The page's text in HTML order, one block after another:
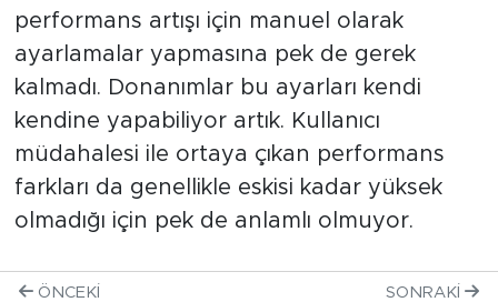
performans artışı için manuel olarak
ayarlamalar yapmasına pek de gerek
kalmadı. Donanımlar bu ayarları kendi
kendine yapabiliyor artık. Kullanıcı
müdahalesi ile ortaya çıkan performans
farkları da genellikle eskisi kadar yüksek
olmadığı için pek de anlamlı olmuyor.
ÖNCEKI SONRAKI